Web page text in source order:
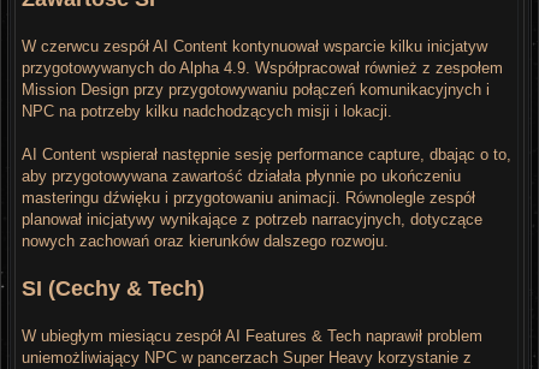
W czerwcu zespół AI Content kontynuował wsparcie kilku inicjatyw
przygotowywanych do Alpha 4.9. Współpracował również z zespołem
Mission Design przy przygotowywaniu połączeń komunikacyjnych i
NPC na potrzeby kilku nadchodzących misji i lokacji.
AI Content wspierał następnie sesję performance capture, dbając o to,
aby przygotowywana zawartość działała płynnie po ukończeniu
masteringu dźwięku i przygotowaniu animacji. Równolegle zespół
planował inicjatywy wynikające z potrzeb narracyjnych, dotyczące
nowych zachowań oraz kierunków dalszego rozwoju.
SI (Cechy & Tech)
W ubiegłym miesiącu zespół AI Features & Tech naprawił problem
uniemożliwiający NPC w pancerzach Super Heavy korzystanie z